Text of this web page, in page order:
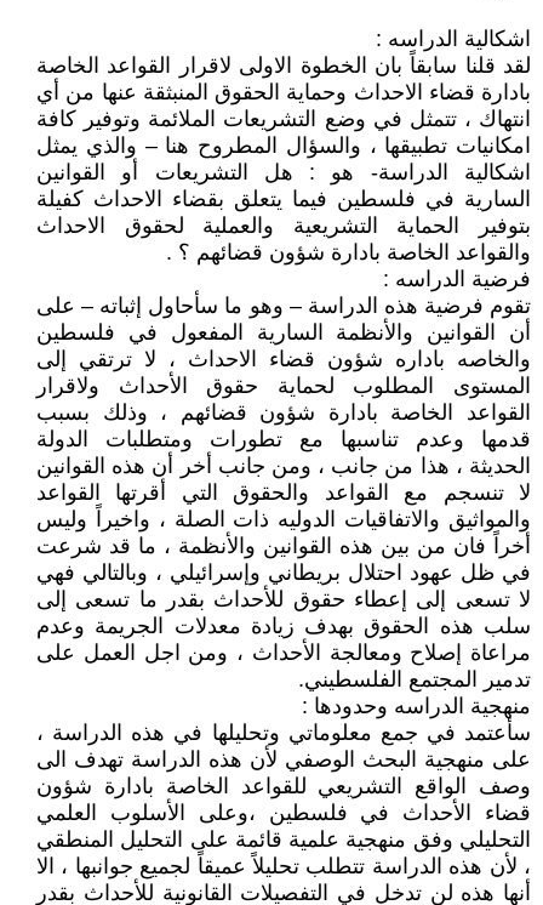
اشكالية الدراسه :
لقد قلنا سابقاً بان الخطوة الاولى لاقرار القواعد الخاصة
بادارة قضاء الاحداث وحماية الحقوق المنبثقة عنها من أي
انتهاك ، تتمثل في وضع التشريعات الملائمة وتوفير كافة
امكانيات تطبيقها ، والسؤال المطروح هنا – والذي يمثل
اشكالية الدراسة- هو : هل التشريعات أو القوانين
السارية في فلسطين فيما يتعلق بقضاء الاحداث كفيلة
بتوفير الحماية التشريعية والعملية لحقوق الاحداث
والقواعد الخاصة بادارة شؤون قضائهم ؟ .
فرضية الدراسه :
تقوم فرضية هذه الدراسة – وهو ما سأحاول إثباته – على
أن القوانين والأنظمة السارية المفعول في فلسطين
والخاصه باداره شؤون قضاء الاحداث ، لا ترتقي إلى
المستوى المطلوب لحماية حقوق الأحداث ولاقرار
القواعد الخاصة بادارة شؤون قضائهم ، وذلك بسبب
قدمها وعدم تناسبها مع تطورات ومتطلبات الدولة
الحديثة ، هذا من جانب ، ومن جانب أخر أن هذه القوانين
لا تنسجم مع القواعد والحقوق التي أقرتها القواعد
والمواثيق والاتفاقيات الدوليه ذات الصلة ، واخيراً وليس
أخراً فان من بين هذه القوانين والأنظمة ، ما قد شرعت
في ظل عهود احتلال بريطاني وإسرائيلي ، وبالتالي فهي
لا تسعى إلى إعطاء حقوق للأحداث بقدر ما تسعى إلى
سلب هذه الحقوق بهدف زيادة معدلات الجريمة وعدم
مراعاة إصلاح ومعالجة الأحداث ، ومن اجل العمل على
تدمير المجتمع الفلسطيني.
منهجية الدراسه وحدودها :
سأعتمد في جمع معلوماتي وتحليلها في هذه الدراسة ،
على منهجية البحث الوصفي لأن هذه الدراسة تهدف الى
وصف الواقع التشريعي للقواعد الخاصة بادارة شؤون
قضاء الأحداث في فلسطين ،وعلى الأسلوب العلمي
التحليلي وفق منهجية علمية قائمة على التحليل المنطقي
، لأن هذه الدراسة تتطلب تحليلاً عميقاً لجميع جوانبها ، الا
أنها هذه لن تدخل في التفصيلات القانونية للأحداث بقدر